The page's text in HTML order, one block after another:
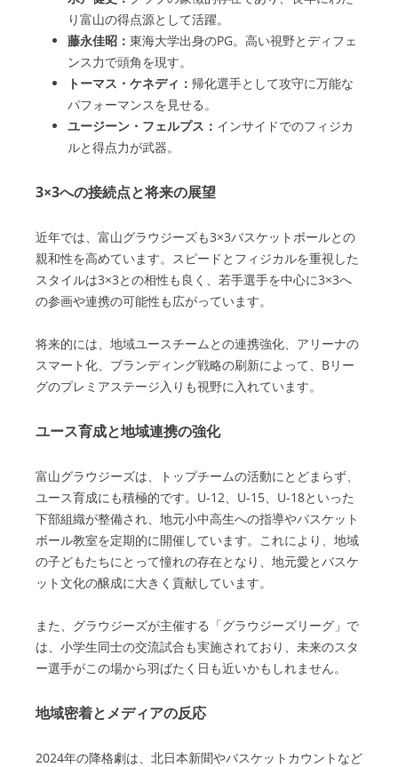
り富山の得点源として活躍。
藤永佳昭： 東海大学出身のPG。高い視野とディフェ
ンス力で頭角を現す。
トーマス・ケネディ： 帰化選手として攻守に万能な
パフォーマンスを見せる。
ユージーン・フェルプス： インサイドでのフィジカ
ルと得点力が武器。
3×3への接続点と将来の展望
近年では、富山グラウジーズも3×3バスケットボールとの
親和性を高めています。スピードとフィジカルを重視した
スタイルは3×3との相性も良く、若手選手を中心に3×3へ
の参画や連携の可能性も広がっています。
将来的には、地域ユースチームとの連携強化、アリーナの
スマート化、ブランディング戦略の刷新によって、Bリー
グのプレミアステージ入りも視野に入れています。
ユース育成と地域連携の強化
富山グラウジーズは、トップチームの活動にとどまらず、
ユース育成にも積極的です。U-12、U-15、U-18といった
下部組織が整備され、地元小中高生への指導やバスケット
ボール教室を定期的に開催しています。これにより、地域
の子どもたちにとって憧れの存在となり、地元愛とバスケ
ット文化の醸成に大きく貢献しています。
また、グラウジーズが主催する「グラウジーズリーグ」で
は、小学生同士の交流試合も実施されており、未来のスタ
ー選手がこの場から羽ばたく日も近いかもしれません。
地域密着とメディアの反応
2024年の降格劇は、北日本新聞やバスケットカウントなど